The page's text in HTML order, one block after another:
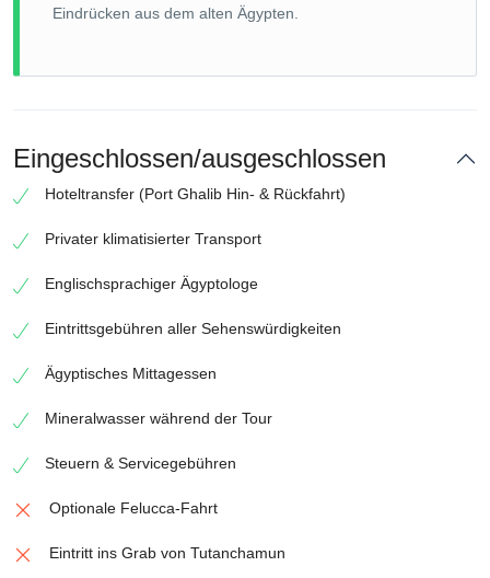
Eindrücken aus dem alten Ägypten.
Eingeschlossen/ausgeschlossen
Hoteltransfer (Port Ghalib Hin- & Rückfahrt)
Privater klimatisierter Transport
Englischsprachiger Ägyptologe
Eintrittsgebühren aller Sehenswürdigkeiten
Ägyptisches Mittagessen
Mineralwasser während der Tour
Steuern & Servicegebühren
Optionale Felucca-Fahrt
Eintritt ins Grab von Tutanchamun